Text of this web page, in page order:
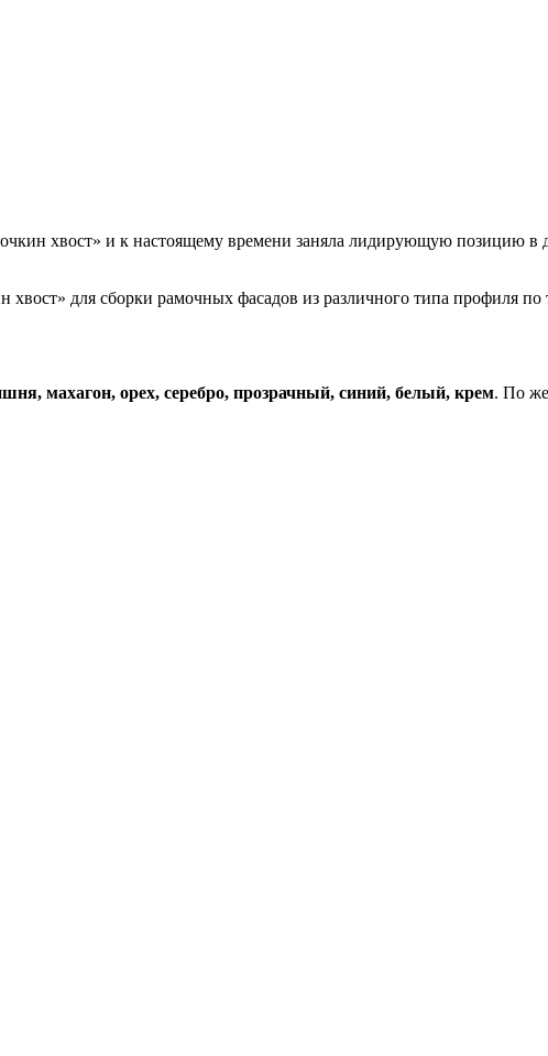
хвост» и к настоящему времени заняла лидирующую позицию в
для сборки рамочных фасадов из различного типа профиля
махагон, орех, серебро, прозрачный, синий, белый, крем. По